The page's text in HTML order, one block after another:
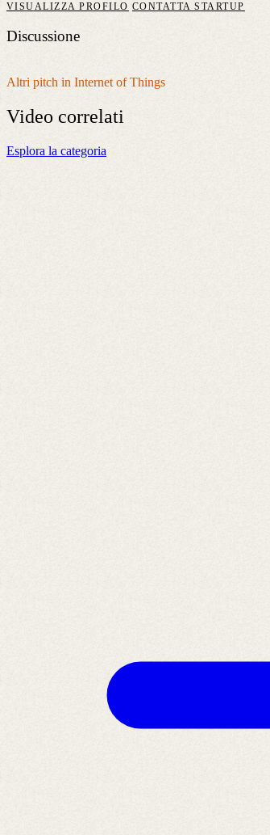
VISUALIZZA PROFILO CONTATTA STARTUP
Discussione
Altri pitch in Internet of Things
Video correlati
Esplora la categoria